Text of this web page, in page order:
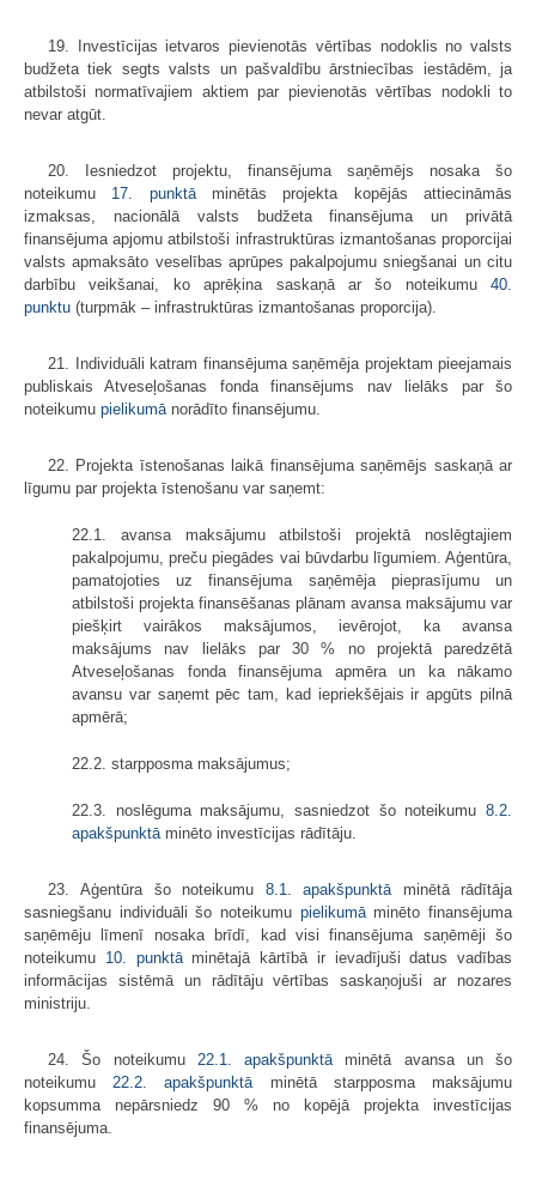
19. Investīcijas ietvaros pievienotās vērtības nodoklis no valsts
budžeta tiek segts valsts un pašvaldību ārstniecības iestādēm, ja
atbilstoši normatīvajiem aktiem par pievienotās vērtības nodokli to
nevar atgūt.
20. Iesniedzot projektu, finansējuma saņēmējs nosaka šo
noteikumu 17. punktāminētās projekta kopējās attiecināmās
izmaksas, nacionālā valsts budžeta finansējuma un privātā
finansējuma apjomu atbilstoši infrastruktūras izmantošanas proporcijai
valsts apmaksāto veselības aprūpes pakalpojumu sniegšanai un citu
darbību veikšanai, ko aprēķina saskaņā ar šo noteikumu 40.
punktu (turpmāk – infrastruktūras izmantošanas proporcija).
21. Individuāli katram finansējuma saņēmēja projektam pieejamais
publiskais Atveseļošanas fonda finansējums nav lielāks par šo
noteikumu ​pielikumā norādīto finansējumu.
22. Projekta īstenošanas laikā finansējuma saņēmējs saskaņā ar
līgumu par projekta īstenošanu var saņemt:
22.1. avansa maksājumu atbilstoši projektā noslēgtajiem
pakalpojumu, preču piegādes vai būvdarbu līgumiem. Aģentūra,
pamatojoties uz finansējuma saņēmēja pieprasījumu un
atbilstoši projekta finansēšanas plānam avansa maksājumu var
piešķirt vairākos maksājumos, ievērojot, ka avansa
maksājums nav lielāks par 30 % no projektā paredzētā
Atveseļošanas fonda finansējuma apmēra un ka nākamo
avansu var saņemt pēc tam, kad iepriekšējais ir apgūts pilnā
apmērā;
22.2. starpposma maksājumus;
22.3. noslēguma maksājumu, sasniedzot šo noteikumu 8.2.
apakšpunktā minēto investīcijas rādītāju.
23. Aģentūra šo noteikumu 8.1. apakšpunktā minētā rādītāja
sasniegšanu individuāli šo noteikumu ​pielikumāminēto finansējuma
saņēmēju līmenī nosaka brīdī, kad visi finansējuma saņēmēji šo
noteikumu 10. punktāminētajā kārtībā ir ievadījuši datus vadības
informācijas sistēmā un rādītāju vērtības saskaņojuši ar nozares
ministriju.
24. Šo noteikumu 22.1. apakšpunktā minētā avansa un šo
noteikumu 22.2. apakšpunktā minētā starpposma maksājumu
kopsumma nepārsniedz 90 % no kopējā projekta investīcijas
finansējuma.